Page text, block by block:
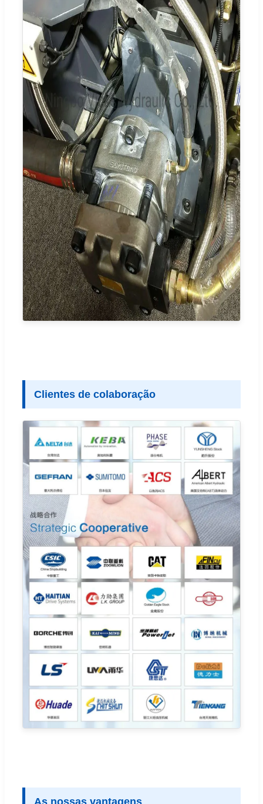
Clientes de colaboração